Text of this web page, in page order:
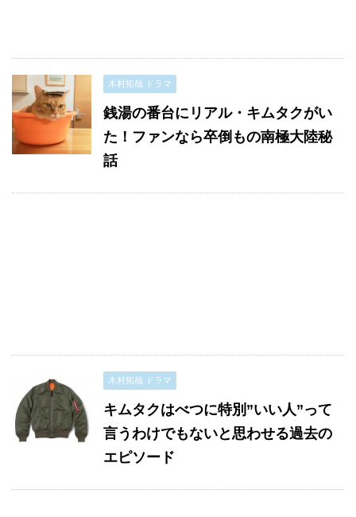
木村拓哉 ドラマ
銭湯の番台にリアル・キムタクがい
た！ファンなら卒倒もの南極大陸秘
話
木村拓哉 ドラマ
キムタクはべつに特別”いい人”って
言うわけでもないと思わせる過去の
エピソード